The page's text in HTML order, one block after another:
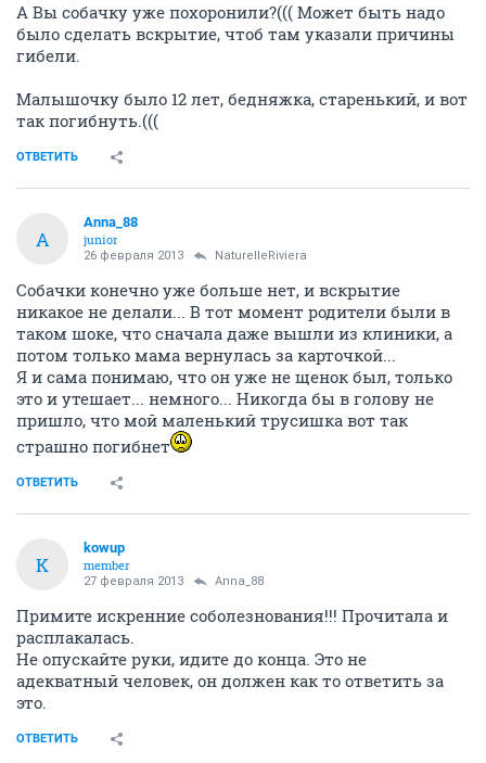
А Вы собачку уже похоронили?((( Может быть надо
было сделать вскрытие, чтоб там указали причины
гибели.
Малышочку было 12 лет, бедняжка, старенький, и вот
так погибнуть.(((
ОТВЕТИТЬ
A
Anna_88
junior
26 февраля 2013 NaturelleRiviera
Собачки конечно уже больше нет, и вскрытие
никакое не делали... В тот момент родители были в
таком шоке, что сначала даже вышли из клиники, а
потом только мама вернулась за карточкой...
Я и сама понимаю, что он уже не щенок был, только
это и утешает... немного... Никогда бы в голову не
пришло, что мой маленький трусишка вот так
страшно погибнет
ОТВЕТИТЬ
K
kowup
member
27 февраля 2013 Anna_88
Примите искренние соболезнования!!! Прочитала и
расплакалась.
Не опускайте руки, идите до конца. Это не
адекватный человек, он должен как то ответить за
это.
ОТВЕТИТЬ